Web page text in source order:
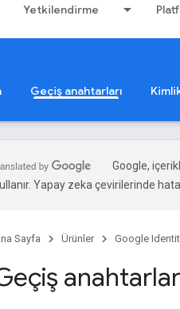
Yetkilendirme
Geçiş anahtarları
Google,
Yapay zeka çevirilerinde
Sayfa Ürünler Google